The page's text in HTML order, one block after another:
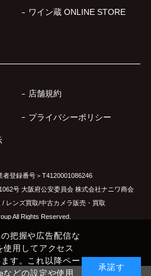
ワイン蔵 ONLINE STORE
店舗規約
プライバシーポリシー
者登録番号＞T4120001086246
号 大阪府公安委員会 株式会社ナニワ商会
レンズ買取/中古カメラ販売・買取
All Rights Reserved.
把握や広告配信な
用してアクセス
す。これ以降ペー
どの設定や使用
承諾す